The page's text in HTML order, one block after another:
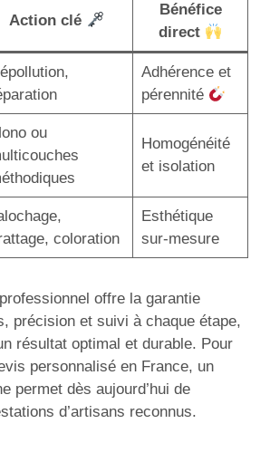
Action clé
Bénéfice
direct
Adhérence et
pérennité
ou
Homogénéité
et isolation
coloration
Esthétique
sur-mesure
offre la garantie
précision et suivi à chaque étape,
résultat optimal et durable. Pour
personnalisé en France, un
permet dès aujourd’hui de
d’artisans reconnus.